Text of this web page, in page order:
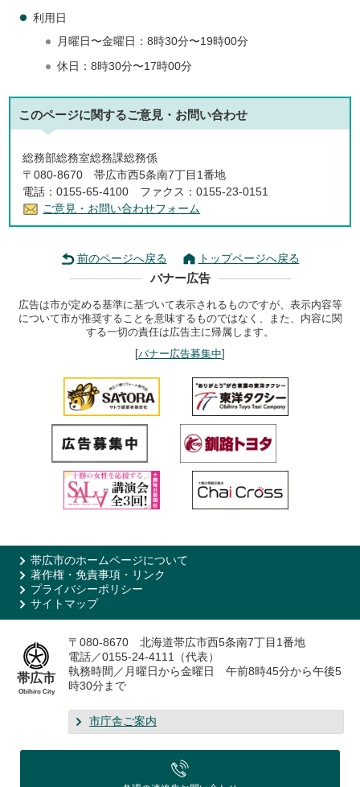
利用日
月曜日〜金曜日：8時30分〜19時00分
休日：8時30分〜17時00分
このページに関するご意見・お問い合わせ
総務部総務室総務課総務係
〒080-8670 帯広市西5条南7丁目1番地
電話：0155-65-4100 ファクス：0155-23-0151
ご意見・お問い合わせフォーム
前のページへ戻る トップページへ戻る
バナー広告
広告は市が定める基準に基づいて表示されるものですが、表示内容等
について市が推奨することを意味するものではなく、また、内容に関
する一切の責任は広告主に帰属します。
[バナー広告募集中]
帯広市のホームページについて
著作権・免責事項・リンク
プライバシーポリシー
サイトマップ
帯広市
Obihiro City
〒080-8670 北海道帯広市西5条南7丁目1番地
電話／0155-24-4111（代表）
執務時間／月曜日から金曜日 午前8時45分から午後5
時30分まで
市庁舎ご案内